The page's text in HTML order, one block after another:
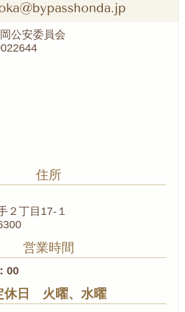
公安委員会
住所
２丁目17-１
営業時間
00
休日 火曜、水曜